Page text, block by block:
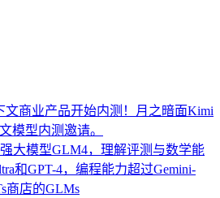
文商业产品开始内测！月之暗面Kimi
模型内测邀请。
大模型GLM4，理解评测与数学能
和GPT-4，编程能力超过Gemini-
商店的GLMs